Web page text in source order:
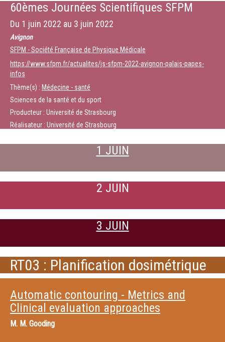
60èmes Journées Scientifiques SFPM
Du 1 juin 2022 au 3 juin 2022
Avignon
SFPM - Société Française de Physique Médicale
https://www.sfpm.fr/actualites/js-sfpm-2022-avignon-palais-papes-
infos
Thème(s) : Médecine - santé
Sciences de la santé et du sport
Producteur : Université de Strasbourg
Réalisateur : Université de Strasbourg
1 JUIN
2 JUIN
3 JUIN
RT03 : Planification dosimétrique
Automatic contouring - Metrics and
Clinical evaluation approaches
M. M. Gooding